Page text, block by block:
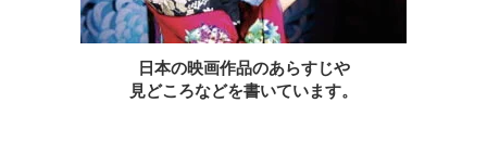
日本の映画作品のあらすじや
見どころなどを書いています。